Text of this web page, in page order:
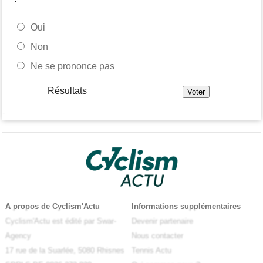
Oui
Non
Ne se prononce pas
Résultats
-
A propos de Cyclism'Actu
Cyclism'Actu est édité par Swar-
Agency
17 rue de la Suarlée, 5080 Rhisnes
Informations supplémentaires
Devenir partenaire
Nous contacter
Tennis Actu